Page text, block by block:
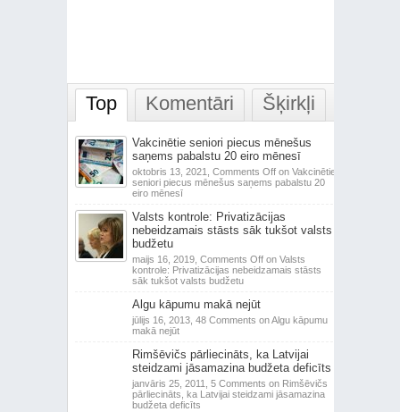
Top Komentāri Šķirkļi
Vakcinētie seniori piecus mēnešus
saņems pabalstu 20 eiro mēnesī
oktobris 13, 2021, Comments Offon Vakcinētie
seniori piecus mēnešus saņems pabalstu 20
eiro mēnesī
Valsts kontrole: Privatizācijas
nebeidzamais stāsts sāk tukšot valsts
budžetu
maijs 16, 2019, Comments Offon Valsts
kontrole: Privatizācijas nebeidzamais stāsts
sāk tukšot valsts budžetu
Algu kāpumu makā nejūt
jūlijs 16, 2013, 48 Comments on Algu kāpumu
makā nejūt
Rimšēvičs pārliecināts, ka Latvijai
steidzami jāsamazina budžeta deficīts
janvāris 25, 2011, 5 Comments on Rimšēvičs
pārliecināts, ka Latvijai steidzami jāsamazina
budžeta deficīts